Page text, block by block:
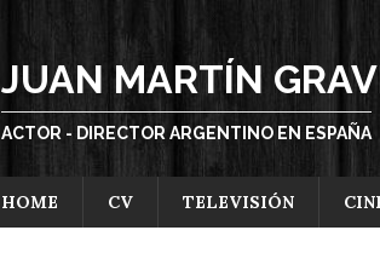
JUAN MARTÍN
ACTOR - DIRECTOR ARGENTINO EN ESPAÑA
HOME CV TELEVISIÓN